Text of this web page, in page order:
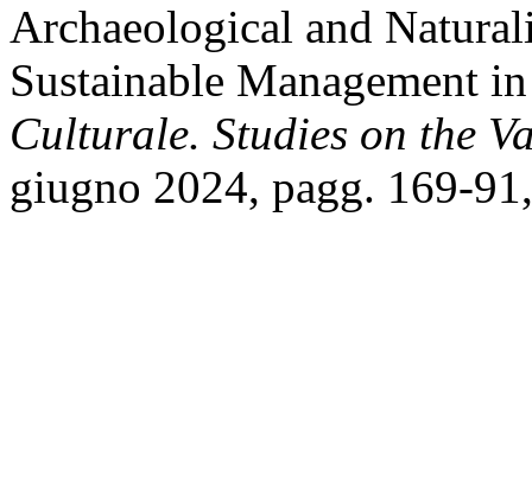
Archaeological and
Sustainable Management
Culturale. Studies on the
giugno 2024, pagg. 169-